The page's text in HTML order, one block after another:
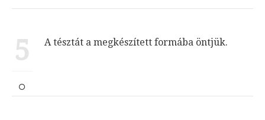
5 A tésztát a megkészített formába öntjük.